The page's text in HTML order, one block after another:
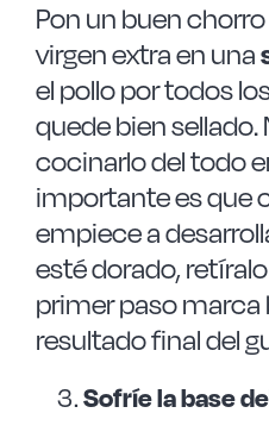
Pon un buen
virgen extra en una
el pollo por todos
quede bien sellado.
cocinarlo del todo
importante es que
empiece a
esté dorado,
primer paso marca
resultado final del
Sofríe la base